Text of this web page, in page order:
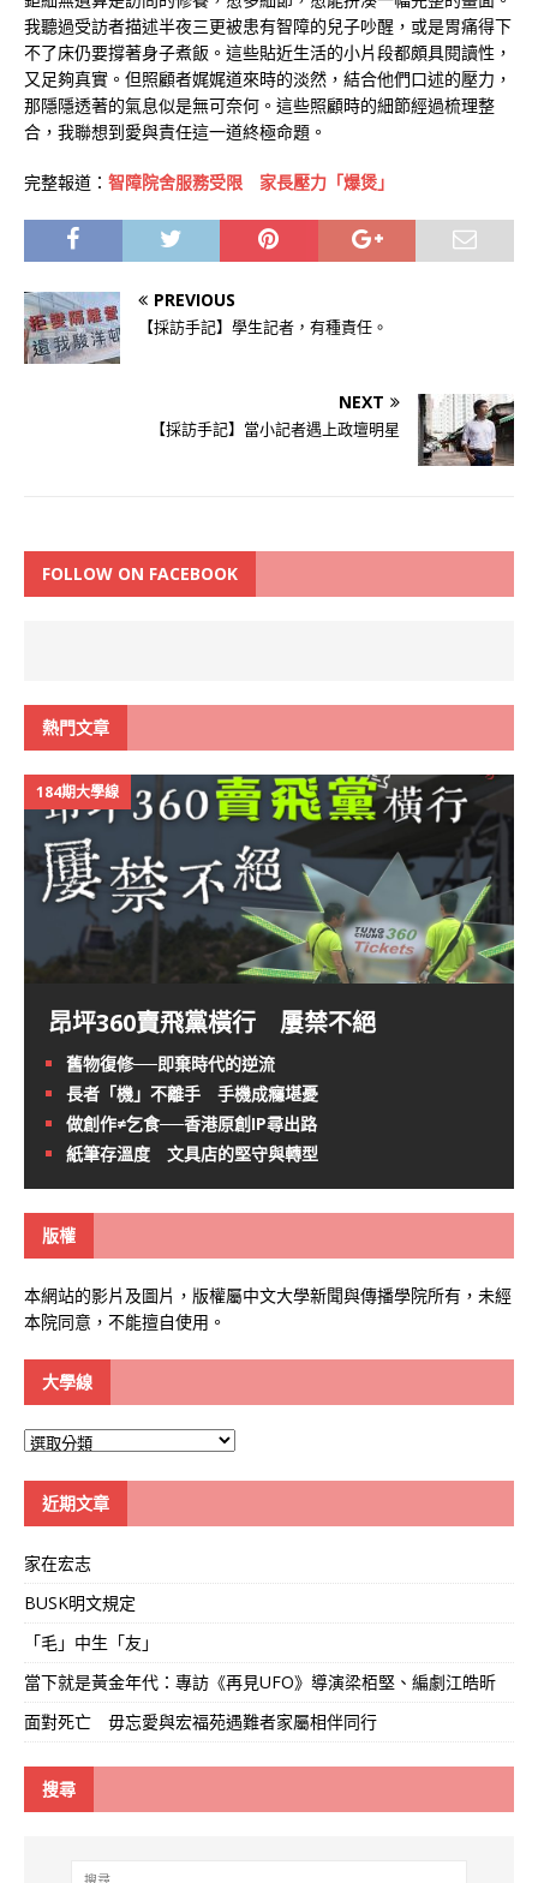
我聽過受訪者描述半夜三更被患有智障的兒子吵醒，或是胃痛得下
不了床仍要撐著身子煮飯。這些貼近生活的小片段都頗具閱讀性，
又足夠真實。但照顧者娓娓道來時的淡然，結合他們口述的壓力，
那隱隱透著的氣息似是無可奈何。這些照顧時的細節經過梳理整
合，我聯想到愛與責任這一道終極命題。
完整報道： 智障院舍服務受限 家長壓力「爆煲」
PREVIOUS
【採訪手記】學生記者，有種責任。
NEXT
【採訪手記】當小記者遇上政壇明星
FOLLOW ON FACEBOOK
熱門文章
184期大學線
昂坪360賣飛黨橫行 屢禁不絕
舊物復修──即棄時代的逆流
長者「機」不離手 手機成癮堪憂
做創作≠乞食──香港原創IP尋出路
紙筆存溫度 文具店的堅守與轉型
版權
本網站的影片及圖片，版權屬中文大學新聞與傳播學院所有，未經
本院同意，不能擅自使用。
大學線
大
近期文章
家在宏志
BUSK明文規定
「毛」中生「友」
當下就是黃金年代：專訪《再見UFO》導演梁栢堅、編劇江皓昕
面對死亡 毋忘愛與宏福苑遇難者家屬相伴同行
搜尋